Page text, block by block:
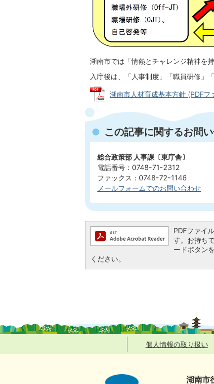
湖南市では「情熱とチャレンジ精神を
入庁後は、「人事制度」「職員研修」
湖南市人材育成基本方針 (PDF
この記事に関するお問
総合政策部 人事課〔東庁舎〕
電話番号：0748-71-2312
ファックス：0748-72-1146
メールフォームでのお問い合わせ
PDFファイ
す。お持ち
ードボタン
ください。
個人情報の取り扱い
湖南市